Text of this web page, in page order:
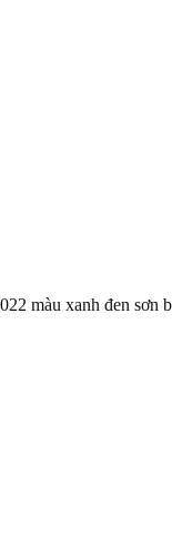
màu xanh đen sơn